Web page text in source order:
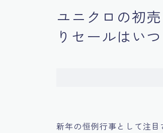
ユニクロの初
りセールはい
新年の恒例行事として注目